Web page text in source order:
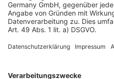
Datenschutz
Impressum
Services